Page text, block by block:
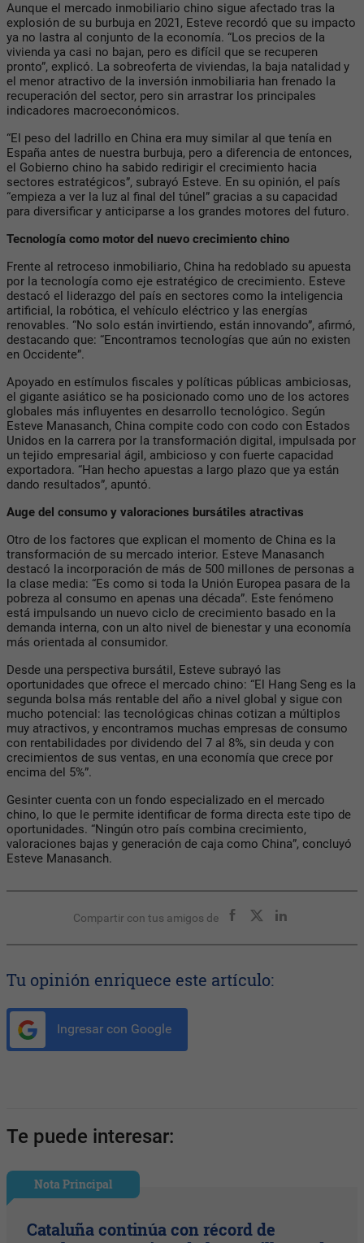
Aunque el mercado inmobiliario chino sigue afectado tras la
explosión de su burbuja en 2021, Esteve recordó que su impacto
ya no lastra al conjunto de la economía. “Los precios de la
vivienda ya casi no bajan, pero es difícil que se recuperen
pronto”, explicó. La sobreoferta de viviendas, la baja natalidad y
el menor atractivo de la inversión inmobiliaria han frenado la
recuperación del sector, pero sin arrastrar los principales
indicadores macroeconómicos.
“El peso del ladrillo en China era muy similar al que tenía en
España antes de nuestra burbuja, pero a diferencia de entonces,
el Gobierno chino ha sabido redirigir el crecimiento hacia
sectores estratégicos”, subrayó Esteve. En su opinión, el país
“empieza a ver la luz al final del túnel” gracias a su capacidad
para diversificar y anticiparse a los grandes motores del futuro.
Tecnología como motor del nuevo crecimiento chino
Frente al retroceso inmobiliario, China ha redoblado su apuesta
por la tecnología como eje estratégico de crecimiento. Esteve
destacó el liderazgo del país en sectores como la inteligencia
artificial, la robótica, el vehículo eléctrico y las energías
renovables. “No solo están invirtiendo, están innovando”, afirmó,
destacando que: “Encontramos tecnologías que aún no existen
en Occidente”.
Apoyado en estímulos fiscales y políticas públicas ambiciosas,
el gigante asiático se ha posicionado como uno de los actores
globales más influyentes en desarrollo tecnológico. Según
Esteve Manasanch, China compite codo con codo con Estados
Unidos en la carrera por la transformación digital, impulsada por
un tejido empresarial ágil, ambicioso y con fuerte capacidad
exportadora. “Han hecho apuestas a largo plazo que ya están
dando resultados”, apuntó.
Auge del consumo y valoraciones bursátiles atractivas
Otro de los factores que explican el momento de China es la
transformación de su mercado interior. Esteve Manasanch
destacó la incorporación de más de 500 millones de personas a
la clase media: “Es como si toda la Unión Europea pasara de la
pobreza al consumo en apenas una década”. Este fenómeno
está impulsando un nuevo ciclo de crecimiento basado en la
demanda interna, con un alto nivel de bienestar y una economía
más orientada al consumidor.
Desde una perspectiva bursátil, Esteve subrayó las
oportunidades que ofrece el mercado chino: “El Hang Seng es la
segunda bolsa más rentable del año a nivel global y sigue con
mucho potencial: las tecnológicas chinas cotizan a múltiplos
muy atractivos, y encontramos muchas empresas de consumo
con rentabilidades por dividendo del 7 al 8%, sin deuda y con
crecimientos de sus ventas, en una economía que crece por
encima del 5%”.
Gesinter cuenta con un fondo especializado en el mercado
chino, lo que le permite identificar de forma directa este tipo de
oportunidades. “Ningún otro país combina crecimiento,
valoraciones bajas y generación de caja como China”, concluyó
Esteve Manasanch.
Compartir con tus amigos de
Tu opinión enriquece este artículo:
Ingresar con Google
Te puede interesar:
Nota Principal
Cataluña continúa con récord de